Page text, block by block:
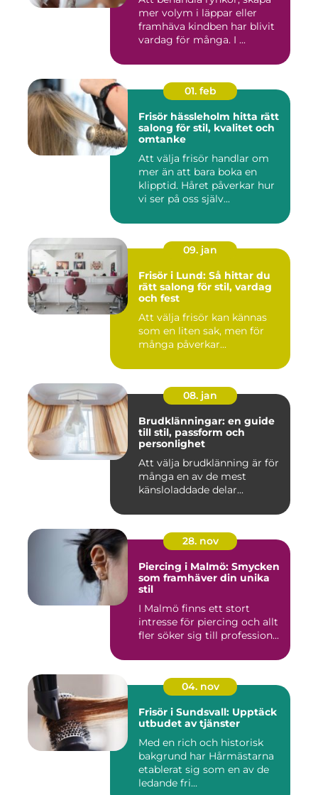
mer volym i läppar eller
framhäva kindben har blivit
vardag för många. I ...
01. feb
Frisör hässleholm hitta rätt
salong för stil, kvalitet och
omtanke
Att välja frisör handlar om
mer än att bara boka en
klipptid. Håret påverkar hur
vi ser på oss själv...
09. jan
Frisör i Lund: Så hittar du
rätt salong för stil, vardag
och fest
Att välja frisör kan kännas
som en liten sak, men för
många påverkar...
08. jan
Brudklänningar: en guide
till stil, passform och
personlighet
Att välja brudklänning är för
många en av de mest
känsloladdade delar...
28. nov
Piercing i Malmö: Smycken
som framhäver din unika
stil
I Malmö finns ett stort
intresse för piercing och allt
fler söker sig till profession...
04. nov
Frisör i Sundsvall: Upptäck
utbudet av tjänster
Med en rich och historisk
bakgrund har Hårmästarna
etablerat sig som en av de
ledande fri...